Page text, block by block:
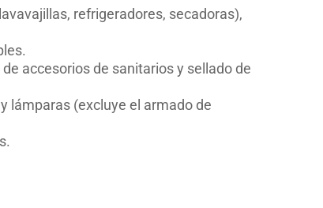
refrigeradores, secadoras),
accesorios de sanitarios y sellado de
lámparas (excluye el armado de